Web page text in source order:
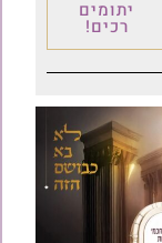
יתומים
רכים!